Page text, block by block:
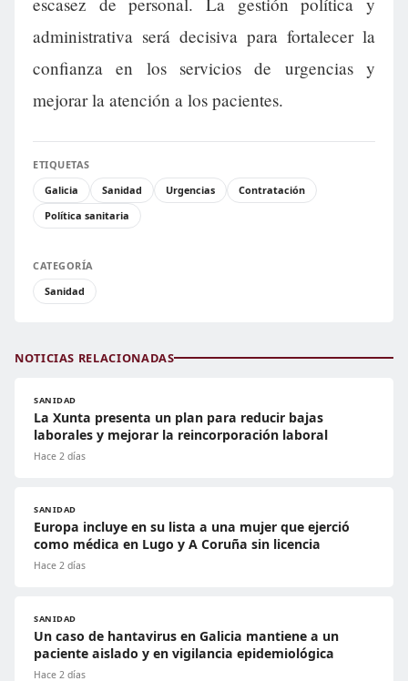
administrativa será decisiva para fortalecer la
confianza en los servicios de urgencias y
mejorar la atención a los pacientes.
ETIQUETAS
Galicia
Sanidad Urgencias
Contratación
Política sanitaria
CATEGORÍA
Sanidad
NOTICIAS RELACIONADAS
SANIDAD
La Xunta presenta un plan para reducir bajas
laborales y mejorar la reincorporación laboral
Hace 2 días
SANIDAD
Europa incluye en su lista a una mujer que ejerció
como médica en Lugo y A Coruña sin licencia
Hace 2 días
SANIDAD
Un caso de hantavirus en Galicia mantiene a un
paciente aislado y en vigilancia epidemiológica
Hace 2 días